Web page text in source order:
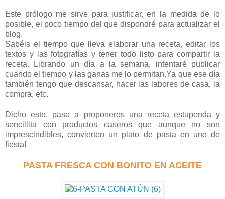
Este prólogo me sirve para justificar, en la medida de lo
posible, el poco tiempo del que dispondré para actualizar el
blog.
Sabéis el tiempo que lleva elaborar una receta, editar los
textos y las fotografías y tener todo listo para compartir la
receta. Librando un día a la semana, intentaré publicar
cuando el tiempo y las ganas me lo permitan.Ya que ese día
también tengo que descansar, hacer las labores de casa, la
compra, etc.
Dicho esto, paso a proponeros una receta estupenda y
sencillita con productos caseros que aunque no son
imprescindibles, convierten un plato de pasta en uno de
fiesta!
PASTA FRESCA CON BONITO EN ACEITE